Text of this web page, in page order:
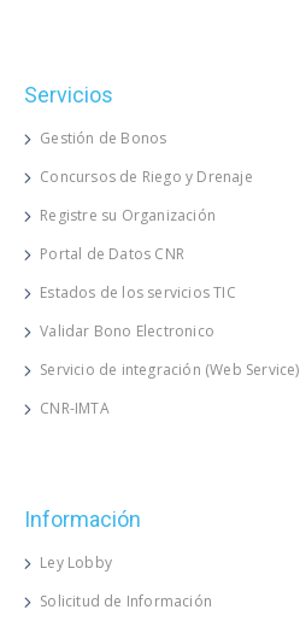
Servicios
Gestión de Bonos
Concursos de Riego y Drenaje
Registre su Organización
Portal de Datos CNR
Estados de los servicios TIC
Validar Bono Electronico
Servicio de integración (Web Service)
CNR-IMTA
Información
Ley Lobby
Solicitud de Información